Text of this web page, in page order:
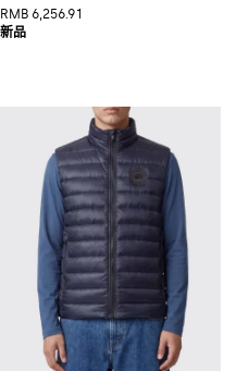
RMB 6,256.91